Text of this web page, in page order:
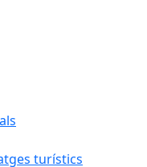
turístics